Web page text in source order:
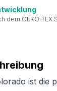
ist die
dem OEKO-TEX